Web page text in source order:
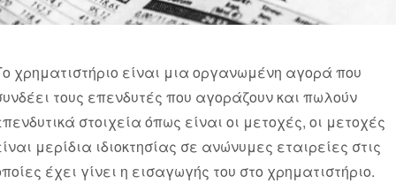
χρηματιστήριο είναι μια οργανωμένη αγορά που
τους επενδυτές που αγοράζουν και πωλούν
στοιχεία όπως είναι οι μετοχές, οι μετοχές
μερίδια ιδιοκτησίας σε ανώνυμες εταιρείες στις
έχει γίνει η εισαγωγής του στο χρηματιστήριο.